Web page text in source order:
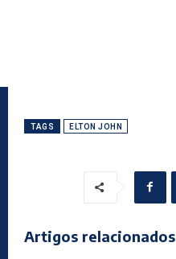
TAGS ELTON JOHN
Artigos relacionados